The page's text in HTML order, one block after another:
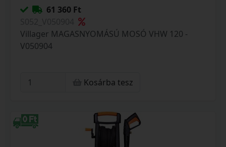
61 360 Ft
Villager MAGASNYOMÁSÚ MOSÓ VHW 120 -
V050904
Kosárba tesz